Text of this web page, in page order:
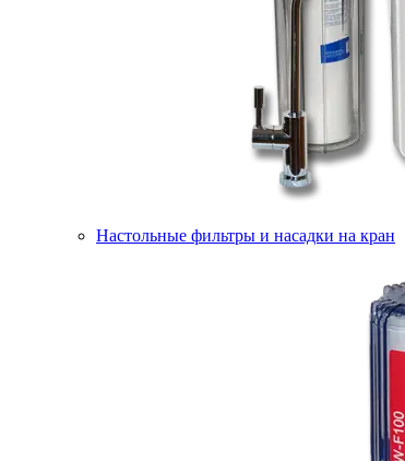
Настольные фильтры и насадки на кран